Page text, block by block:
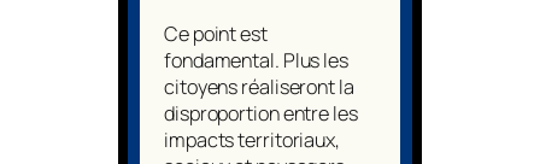
Ce point est
fondamental. Plus les
citoyens réaliseront la
disproportion entre les
impacts territoriaux,